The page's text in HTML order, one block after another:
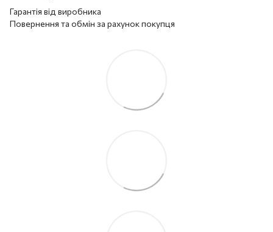
Гарантія від виробника
Повернення та обмін за рахунок покупця